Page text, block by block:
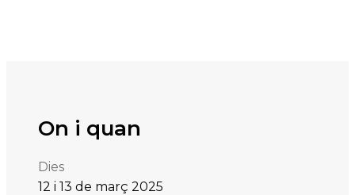
On i quan
Dies
12 i 13 de març 2025